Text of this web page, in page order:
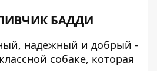
БАДДИ
надежный и добрый -
собаке, которая